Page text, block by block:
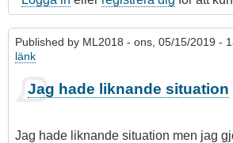
Published by ML2018 - ons, 05/15/2019 -
länk
Jag hade liknande situation
Jag hade liknande situation men jag